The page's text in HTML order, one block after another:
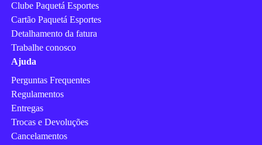
Clube Paquetá Esportes
Cartão Paquetá Esportes
Detalhamento da fatura
Trabalhe conosco
Ajuda
Perguntas Frequentes
Regulamentos
Entregas
Trocas e Devoluções
Cancelamentos